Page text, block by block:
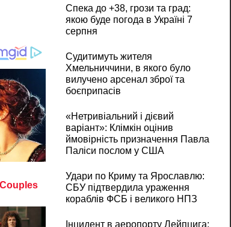
Спека до +38, грози та град:
якою буде погода в Україні 7
серпня
Судитимуть жителя
Хмельниччини, в якого було
вилучено арсенал зброї та
боєприпасів
«Нетривіальний і дієвий
варіант»: Клімкін оцінив
ймовірність призначення Павла
Паліси послом у США
Удари по Криму та Ярославлю:
СБУ підтвердила ураження
кораблів ФСБ і великого НПЗ
Інцидент в аеропорту Лейпцига: